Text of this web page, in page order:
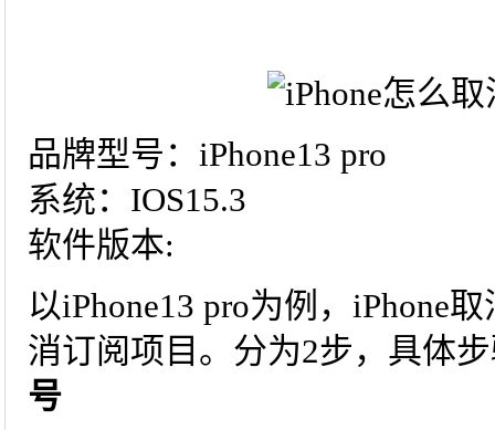
品牌型号：iPhone13 pro
系统：IOS15.3
软件版本:
以iPhone13 pro为例，iPhone
消订阅项目。分为2步，具体
号